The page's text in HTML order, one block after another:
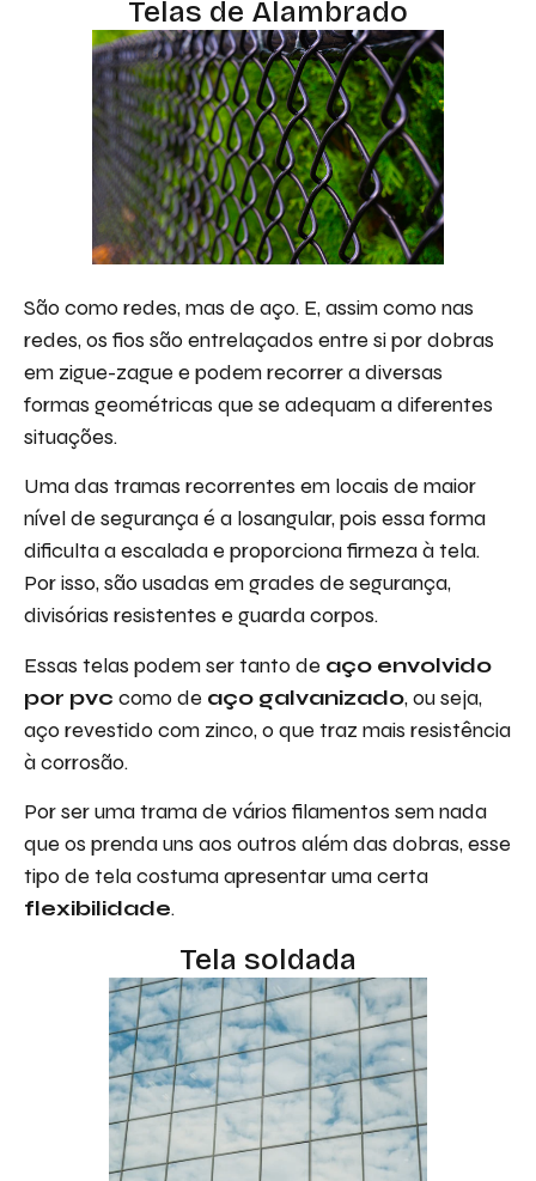
Telas de Alambrado
São como redes, mas de aço. E, assim como nas
redes, os fios são entrelaçados entre si por dobras
em zigue-zague e podem recorrer a diversas
formas geométricas que se adequam a diferentes
situações.
Uma das tramas recorrentes em locais de maior
nível de segurança é a losangular, pois essa forma
dificulta a escalada e proporciona firmeza à tela.
Por isso, são usadas em grades de segurança,
divisórias resistentes e guarda corpos.
Essas telas podem ser tanto de aço envolvido
por pvc como de aço galvanizado, ou seja,
aço revestido com zinco, o que traz mais resistência
à corrosão.
Por ser uma trama de vários filamentos sem nada
que os prenda uns aos outros além das dobras, esse
tipo de tela costuma apresentar uma certa
flexibilidade.
Tela soldada